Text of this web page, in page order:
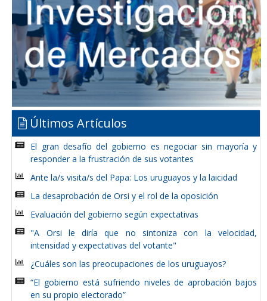
Últimos Artículos
El gran desafío del gobierno es negociar sin mayoría y
responder a la frustración de sus votantes
Ante la/s visita/s del Papa: Los uruguayos y la laicidad
La desaprobación de Orsi y el rol de la oposición
Evaluación del gobierno según expectativas
"A Orsi le diría que no sintoniza con la velocidad,
intensidad y expectativas del votante"
¿Cuáles son las preocupaciones de los uruguayos?
“El gobierno está sufriendo niveles de aprobación bajos
en su propio electorado”